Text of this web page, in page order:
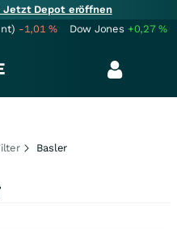
Jetzt Depot eröffnen
-1,01% Dow Jones +0,27%
Basler